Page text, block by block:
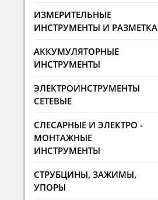
ИЗМЕРИТЕЛЬНЫЕ
ИНСТРУМЕНТЫ И РАЗМЕТКА
АККУМУЛЯТОРНЫЕ
ИНСТРУМЕНТЫ
ЭЛЕКТРОИНСТРУМЕНТЫ
СЕТЕВЫЕ
СЛЕСАРНЫЕ И ЭЛЕКТРО -
МОНТАЖНЫЕ
ИНСТРУМЕНТЫ
СТРУБЦИНЫ, ЗАЖИМЫ,
УПОРЫ